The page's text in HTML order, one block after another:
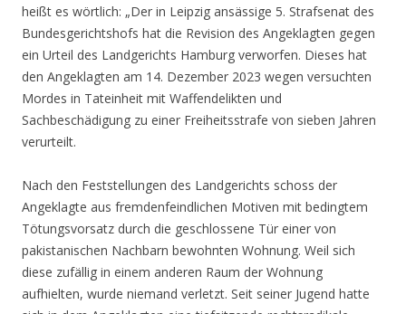
heißt es wörtlich: „Der in Leipzig ansässige 5. Strafsenat des
Bundesgerichtshofs hat die Revision des Angeklagten gegen
ein Urteil des Landgerichts Hamburg verworfen. Dieses hat
den Angeklagten am 14. Dezember 2023 wegen versuchten
Mordes in Tateinheit mit Waffendelikten und
Sachbeschädigung zu einer Freiheitsstrafe von sieben Jahren
verurteilt.
Nach den Feststellungen des Landgerichts schoss der
Angeklagte aus fremdenfeindlichen Motiven mit bedingtem
Tötungsvorsatz durch die geschlossene Tür einer von
pakistanischen Nachbarn bewohnten Wohnung. Weil sich
diese zufällig in einem anderen Raum der Wohnung
aufhielten, wurde niemand verletzt. Seit seiner Jugend hatte